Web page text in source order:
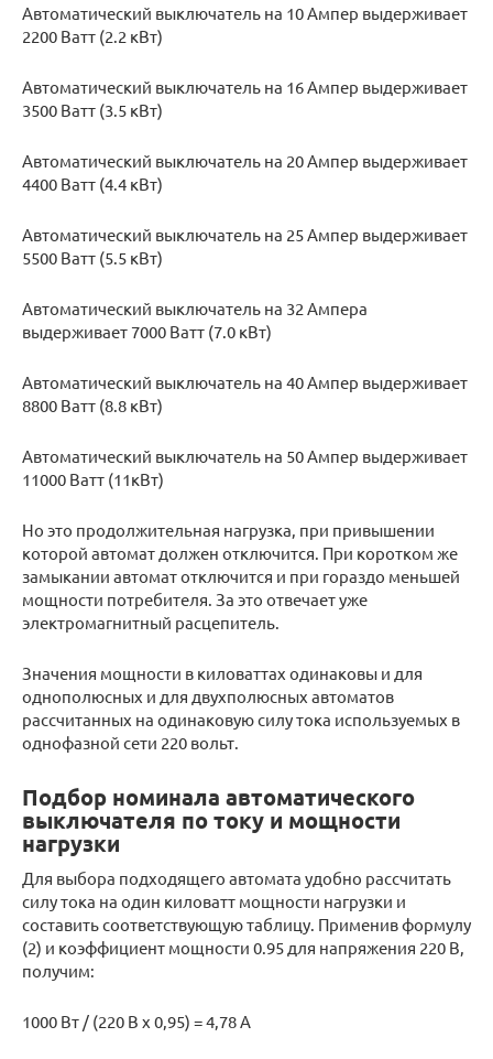
Автоматический выключатель на 10 Ампер выдерживает
2200 Ватт (2.2 кВт)
Автоматический выключатель на 16 Ампер выдерживает
3500 Ватт (3.5 кВт)
Автоматический выключатель на 20 Ампер выдерживает
4400 Ватт (4.4 кВт)
Автоматический выключатель на 25 Ампер выдерживает
5500 Ватт (5.5 кВт)
Автоматический выключатель на 32 Ампера
выдерживает 7000 Ватт (7.0 кВт)
Автоматический выключатель на 40 Ампер выдерживает
8800 Ватт (8.8 кВт)
Автоматический выключатель на 50 Ампер выдерживает
11000 Ватт (11кВт)
Но это продолжительная нагрузка, при привышении
которой автомат должен отключится. При коротком же
замыкании автомат отключится и при гораздо меньшей
мощности потребителя. За это отвечает уже
электромагнитный расцепитель.
Значения мощности в киловаттах одинаковы и для
однополюсных и для двухполюсных автоматов
рассчитанных на одинаковую силу тока используемых в
однофазной сети 220 вольт.
Подбор номинала автоматического
выключателя по току и мощности
нагрузки
Для выбора подходящего автомата удобно рассчитать
силу тока на один киловатт мощности нагрузки и
составить соответствующую таблицу. Применив формулу
(2) и коэффициент мощности 0.95 для напряжения 220 В,
получим:
1000 Вт / (220 В х 0,95) = 4,78 А